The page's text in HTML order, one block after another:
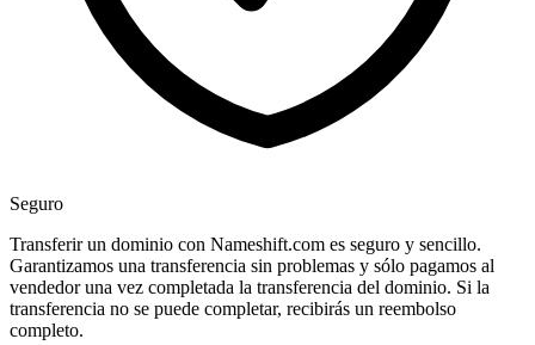
Seguro
Transferir un dominio con Nameshift.com es seguro y sencillo.
Garantizamos una transferencia sin problemas y sólo pagamos al
vendedor una vez completada la transferencia del dominio. Si la
transferencia no se puede completar, recibirás un reembolso
completo.